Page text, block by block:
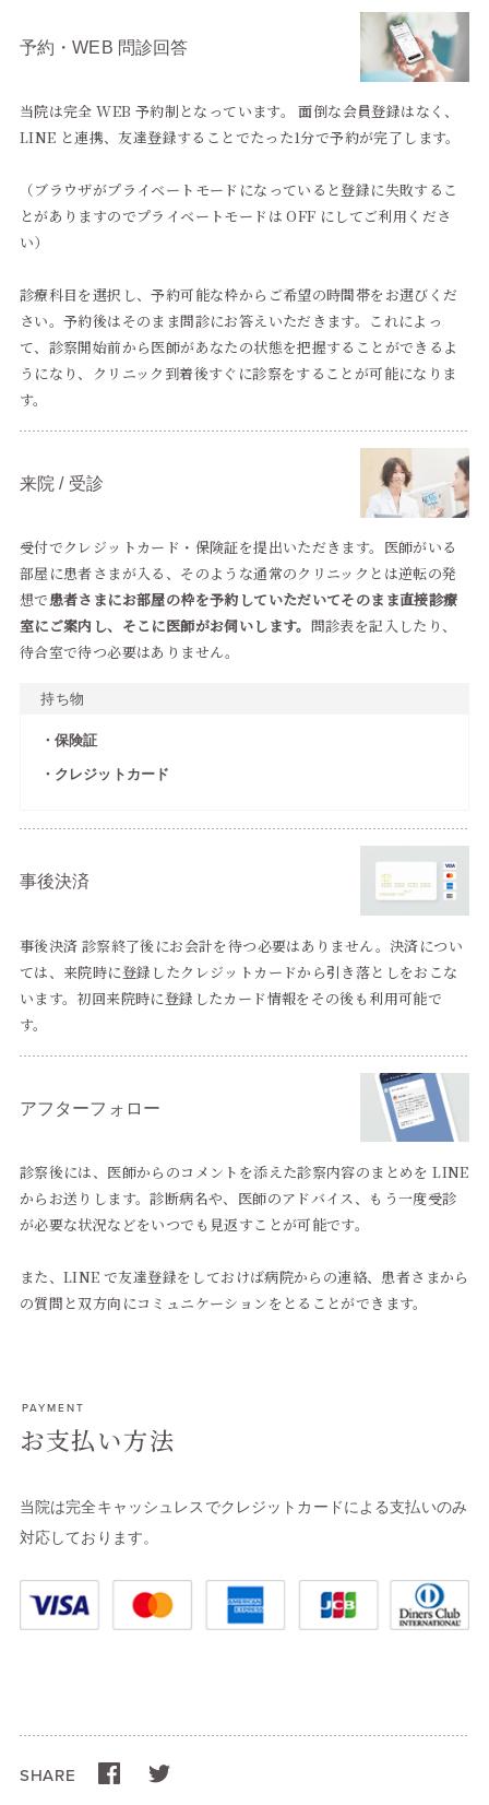
予約・WEB 問診回答
当院は完全 WEB 予約制となっています。 面倒な会員登録はなく、
LINE と連携、友達登録することでたった1分で予約が完了します。
（ブラウザがプライベートモードになっていると登録に失敗するこ
とがありますのでプライベートモードは OFF にしてご利用くださ
い）
診療科目を選択し、予約可能な枠からご希望の時間帯をお選びくだ
さい。予約後はそのまま問診にお答えいただきます。これによっ
て、診察開始前から医師があなたの状態を把握することができるよ
うになり、クリニック到着後すぐに診察をすることが可能になりま
す。
来院 / 受診
受付でクレジットカード・保険証を提出いただきます。医師がいる
部屋に患者さまが入る、そのような通常のクリニックとは逆転の発
想で患者さまにお部屋の枠を予約していただいてそのまま直接診療
室にご案内し、そこに医師がお伺いします。 問診表を記入したり、
待合室で待つ必要はありません。
持ち物
保険証
クレジットカード
事後決済
事後決済 診察終了後にお会計を待つ必要はありません。決済につい
ては、来院時に登録したクレジットカードから引き落としをおこな
います。初回来院時に登録したカード情報をその後も利用可能で
す。
アフターフォロー
診察後には、医師からのコメントを添えた診察内容のまとめを LINE
からお送りします。診断病名や、医師のアドバイス、もう一度受診
が必要な状況などをいつでも見返すことが可能です。
また、LINE で友達登録をしておけば病院からの連絡、患者さまから
の質問と双方向にコミュニケーションをとることができます。
PAYMENT
お支払い方法
当院は完全キャッシュレスでクレジットカードによる支払いのみ
対応しております。
SHARE